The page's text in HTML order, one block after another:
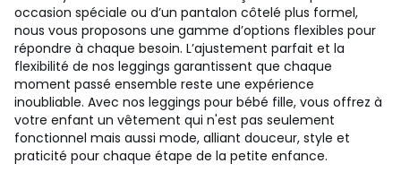
occasion spéciale ou d’un pantalon côtelé plus formel,
nous vous proposons une gamme d’options flexibles pour
répondre à chaque besoin. L’ajustement parfait et la
flexibilité de nos leggings garantissent que chaque
moment passé ensemble reste une expérience
inoubliable. Avec nos leggings pour bébé fille, vous offrez à
votre enfant un vêtement qui n'est pas seulement
fonctionnel mais aussi mode, alliant douceur, style et
praticité pour chaque étape de la petite enfance.